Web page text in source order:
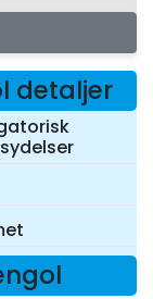
detaljer